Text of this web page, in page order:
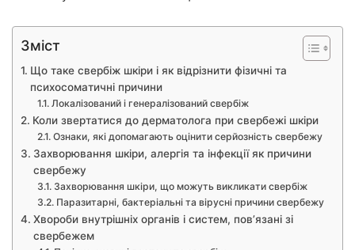
Зміст
Що таке свербіж шкіри і як відрізнити фізичні та
психосоматичні причини
Локалізований і генералізований свербіж
Коли звертатися до дерматолога при свербежі шкіри
Ознаки, які допомагають оцінити серйозність свербежу
Захворювання шкіри, алергія та інфекції як причини
свербежу
Захворювання шкіри, що можуть викликати свербіж
Паразитарні, бактеріальні та вірусні причини свербежу
Хвороби внутрішніх органів і систем, пов’язані зі
свербежем